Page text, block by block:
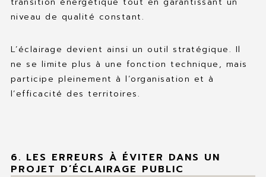
niveau de qualité constant.
L’éclairage devient ainsi un outil stratégique. Il
ne se limite plus à une fonction technique, mais
participe pleinement à l’organisation et à
l’efficacité des territoires.
6. LES ERREURS À ÉVITER DANS UN
PROJET D’ÉCLAIRAGE PUBLIC